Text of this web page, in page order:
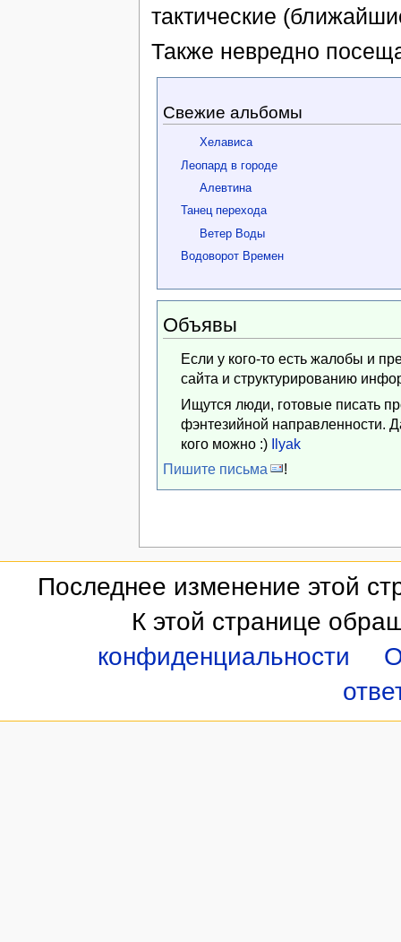
тактические
Также невредно
Свежие альбомы
Хелависа
Леопард в городе
Алевтина
Танец перехода
Ветер Воды
Водоворот Времен
Объявы
Если у кого-то есть жалобы и
сайта и структурированию
Ищутся люди, готовые писать
фэнтезийной направленности.
кого можно :) Ilyak
Пишите письма
!
Последнее изменение этой
К этой странице
конфиденциальности